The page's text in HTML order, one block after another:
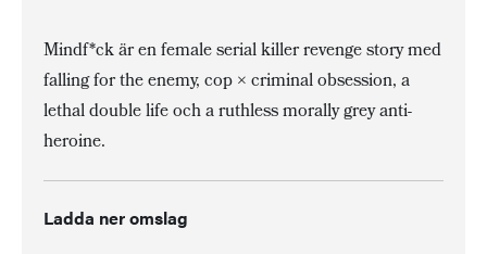
Mindf*ck är en female serial killer revenge story med
falling for the enemy, cop × criminal obsession, a
lethal double life och a ruthless morally grey anti-
heroine.
Ladda ner omslag